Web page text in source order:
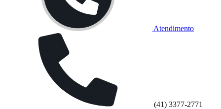
Atendimento
(41) 3377-2771